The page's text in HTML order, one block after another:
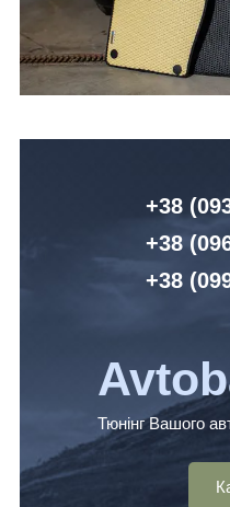
+38
+38
+38
Тюнінг Вашого